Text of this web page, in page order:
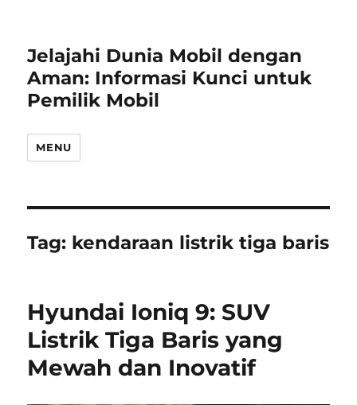
Jelajahi Dunia Mobil dengan
Aman: Informasi Kunci untuk
Pemilik Mobil
MENU
Tag: kendaraan listrik tiga baris
Hyundai Ioniq 9: SUV
Listrik Tiga Baris yang
Mewah dan Inovatif